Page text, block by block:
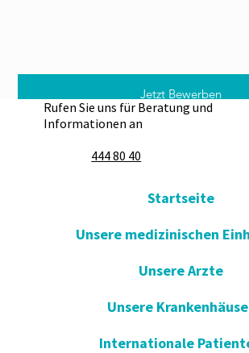
Jetzt Bewerben
Rufen Sie uns für Beratung und
Informationen an
444 80 40
Startseite
Unsere medizinischen
Unsere Arzte
Unsere
Internationale